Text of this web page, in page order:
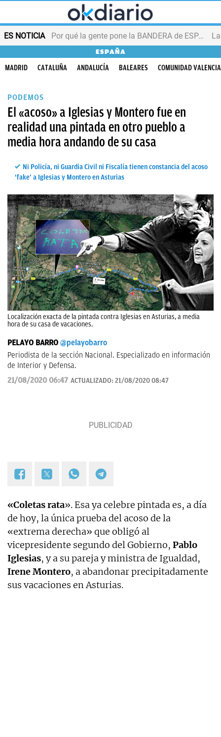
ES NOTICIA Por qué la gente pone la BANDERA de ESPAÑA en el balcón
ESPAÑA
MADRID CATALUÑA ANDALUCÍA BALEARES COMUNIDAD
PODEMOS
El «acoso» a Iglesias y Montero fue en
realidad una pintada en otro pueblo a
media hora andando de su casa
Ni Policía, ni Guardia Civil ni Fiscalía tienen constancia del acoso
‘fake’ a Iglesias y Montero en Asturias
Localización exacta de la pintada contra Iglesias en Asturias, a media
hora de su casa de vacaciones.
PELAYO BARRO @pelayobarro
Periodista de la sección Nacional. Especializado en información
de Interior y Defensa.
21/08/2020 06:47 ACTUALIZADO: 21/08/2020 08:47
«Coletas rata». Esa ya celebre pintada es, a día
de hoy, la única prueba del acoso de la
«extrema derecha» que obligó al
vicepresidente segundo del Gobierno, Pablo
Iglesias, y a su pareja y ministra de Igualdad,
Irene Montero, a abandonar precipitadamente
sus vacaciones en Asturias.